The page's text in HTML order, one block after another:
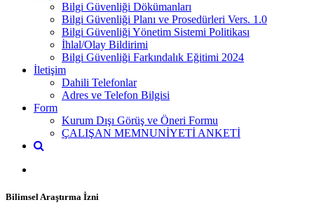
Bilgi Güvenliği Dökümanları
Bilgi Güvenliği Planı ve Prosedürleri Vers. 1.0
Bilgi Güvenliği Yönetim Sistemi Politikası
İhlal/Olay Bildirimi
Bilgi Güvenliği Farkındalık Eğitimi 2024
İletişim
Dahili Telefonlar
Adres ve Telefon Bilgisi
Form
Kurum Dışı Görüş ve Öneri Formu
ÇALIŞAN MEMNUNİYETİ ANKETİ
Bilimsel Araştırma İzni